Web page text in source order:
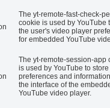
The yt-remote-fast-check-
cookie is used by YouTube
the user's video player
for embedded YouTube
The yt-remote-session-app
is used by YouTube to
preferences and
the interface of the
YouTube video player.